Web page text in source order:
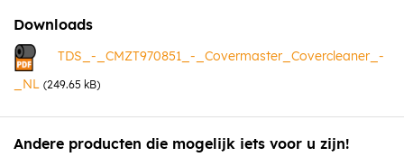
Verwerking
De te behandelen delen royaal inspuiten en opgelost vuil laten
afdruipen.
Downloads
TDS_-_CMZT970851_-_Covermaster_Covercleaner_-
_NL (249.65 kB)
Andere producten die mogelijk iets voor u zijn!